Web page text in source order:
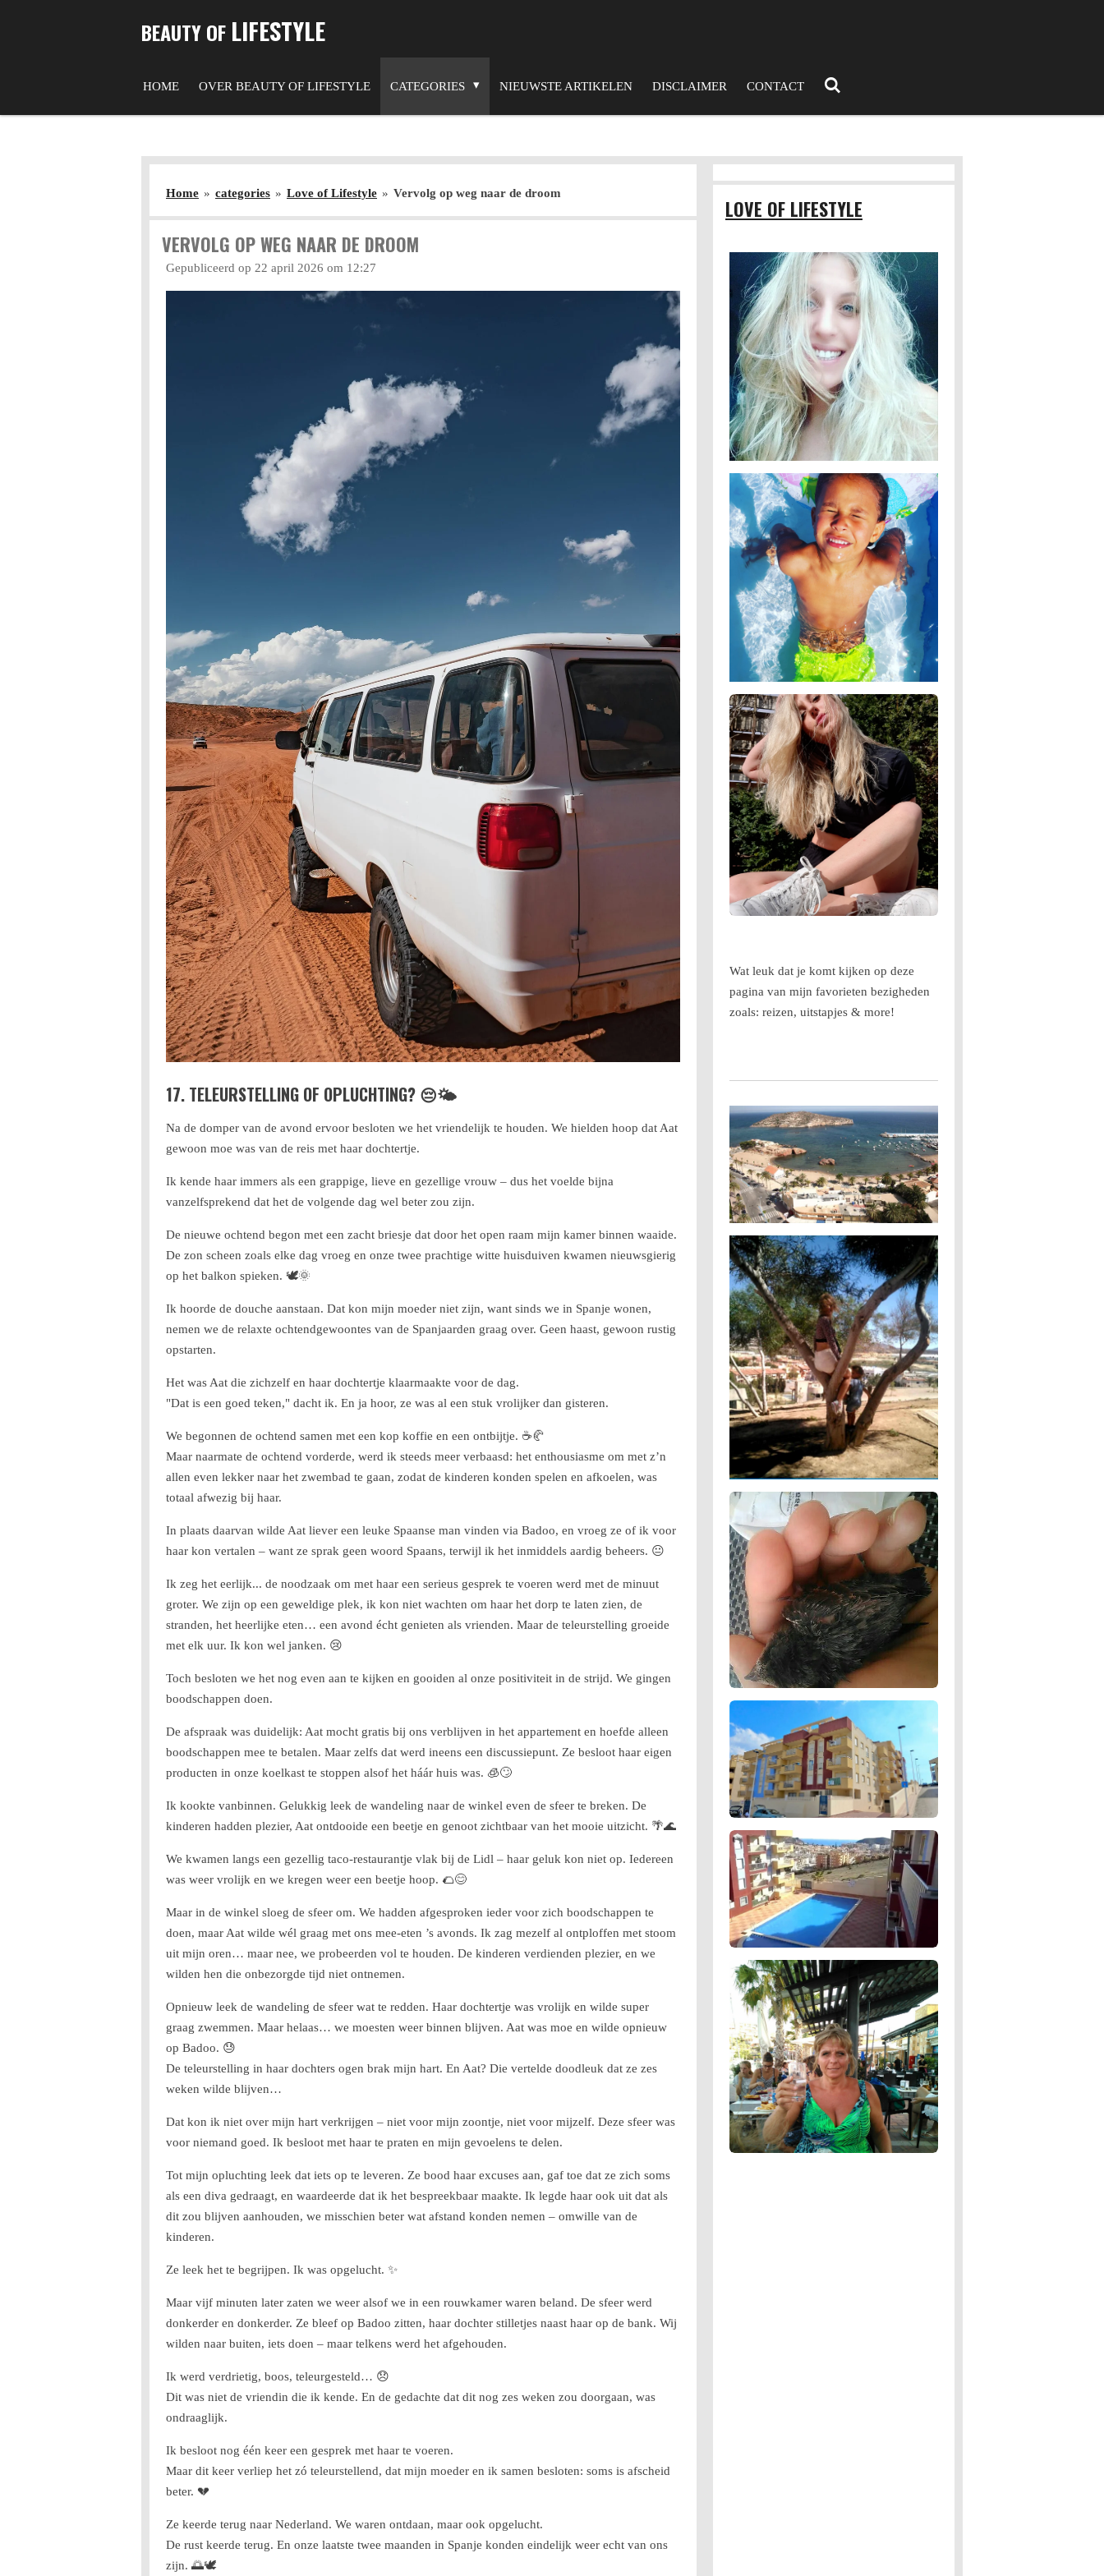
BEAUTY OF LIFESTYLE
HOME OVER BEAUTY OF LIFESTYLE CATEGORIES NIEUWSTE ARTIKELEN DISCLAIMER CONTACT
Home » categories » Love of Lifestyle » Vervolg op weg naar de droom
VERVOLG OP WEG NAAR DE DROOM
Gepubliceerd op 22 april 2026 om 12:27
17. TELEURSTELLING OF OPLUCHTING? 😔🌤️
Na de domper van de avond ervoor besloten we het vriendelijk te houden. We hielden hoop dat Aat
gewoon moe was van de reis met haar dochtertje.
Ik kende haar immers als een grappige, lieve en gezellige vrouw – dus het voelde bijna
vanzelfsprekend dat het de volgende dag wel beter zou zijn.
De nieuwe ochtend begon met een zacht briesje dat door het open raam mijn kamer binnen waaide.
De zon scheen zoals elke dag vroeg en onze twee prachtige witte huisduiven kwamen nieuwsgierig
op het balkon spieken. 🕊️🌞
Ik hoorde de douche aanstaan. Dat kon mijn moeder niet zijn, want sinds we in Spanje wonen,
nemen we de relaxte ochtendgewoontes van de Spanjaarden graag over. Geen haast, gewoon rustig
opstarten.
Het was Aat die zichzelf en haar dochtertje klaarmaakte voor de dag.
"Dat is een goed teken," dacht ik. En ja hoor, ze was al een stuk vrolijker dan gisteren.
We begonnen de ochtend samen met een kop koffie en een ontbijtje. ☕🥐
Maar naarmate de ochtend vorderde, werd ik steeds meer verbaasd: het enthousiasme om met z’n
allen even lekker naar het zwembad te gaan, zodat de kinderen konden spelen en afkoelen, was
totaal afwezig bij haar.
In plaats daarvan wilde Aat liever een leuke Spaanse man vinden via Badoo, en vroeg ze of ik voor
haar kon vertalen – want ze sprak geen woord Spaans, terwijl ik het inmiddels aardig beheers. 😐
Ik zeg het eerlijk... de noodzaak om met haar een serieus gesprek te voeren werd met de minuut
groter. We zijn op een geweldige plek, ik kon niet wachten om haar het dorp te laten zien, de
stranden, het heerlijke eten… een avond écht genieten als vrienden. Maar de teleurstelling groeide
met elk uur. Ik kon wel janken. 😢
Toch besloten we het nog even aan te kijken en gooiden al onze positiviteit in de strijd. We gingen
boodschappen doen.
De afspraak was duidelijk: Aat mocht gratis bij ons verblijven in het appartement en hoefde alleen
boodschappen mee te betalen. Maar zelfs dat werd ineens een discussiepunt. Ze besloot haar eigen
producten in onze koelkast te stoppen alsof het háár huis was. 🧊🙄
Ik kookte vanbinnen. Gelukkig leek de wandeling naar de winkel even de sfeer te breken. De
kinderen hadden plezier, Aat ontdooide een beetje en genoot zichtbaar van het mooie uitzicht. 🌴🌊
We kwamen langs een gezellig taco-restaurantje vlak bij de Lidl – haar geluk kon niet op. Iedereen
was weer vrolijk en we kregen weer een beetje hoop. 🌮😊
Maar in de winkel sloeg de sfeer om. We hadden afgesproken ieder voor zich boodschappen te
doen, maar Aat wilde wél graag met ons mee-eten ’s avonds. Ik zag mezelf al ontploffen met stoom
uit mijn oren… maar nee, we probeerden vol te houden. De kinderen verdienden plezier, en we
wilden hen die onbezorgde tijd niet ontnemen.
Opnieuw leek de wandeling de sfeer wat te redden. Haar dochtertje was vrolijk en wilde super
graag zwemmen. Maar helaas… we moesten weer binnen blijven. Aat was moe en wilde opnieuw
op Badoo. 😓
De teleurstelling in haar dochters ogen brak mijn hart. En Aat? Die vertelde doodleuk dat ze zes
weken wilde blijven…
Dat kon ik niet over mijn hart verkrijgen – niet voor mijn zoontje, niet voor mijzelf. Deze sfeer was
voor niemand goed. Ik besloot met haar te praten en mijn gevoelens te delen.
Tot mijn opluchting leek dat iets op te leveren. Ze bood haar excuses aan, gaf toe dat ze zich soms
als een diva gedraagt, en waardeerde dat ik het bespreekbaar maakte. Ik legde haar ook uit dat als
dit zou blijven aanhouden, we misschien beter wat afstand konden nemen – omwille van de
kinderen.
Ze leek het te begrijpen. Ik was opgelucht. ✨
Maar vijf minuten later zaten we weer alsof we in een rouwkamer waren beland. De sfeer werd
donkerder en donkerder. Ze bleef op Badoo zitten, haar dochter stilletjes naast haar op de bank. Wij
wilden naar buiten, iets doen – maar telkens werd het afgehouden.
Ik werd verdrietig, boos, teleurgesteld… 😞
Dit was niet de vriendin die ik kende. En de gedachte dat dit nog zes weken zou doorgaan, was
ondraaglijk.
Ik besloot nog één keer een gesprek met haar te voeren.
Maar dit keer verliep het zó teleurstellend, dat mijn moeder en ik samen besloten: soms is afscheid
beter. 💔
Ze keerde terug naar Nederland. We waren ontdaan, maar ook opgelucht.
De rust keerde terug. En onze laatste twee maanden in Spanje konden eindelijk weer echt van ons
zijn. 🌅🕊️
LOVE OF LIFESTYLE
Wat leuk dat je komt kijken op deze
pagina van mijn favorieten bezigheden
zoals: reizen, uitstapjes & more!